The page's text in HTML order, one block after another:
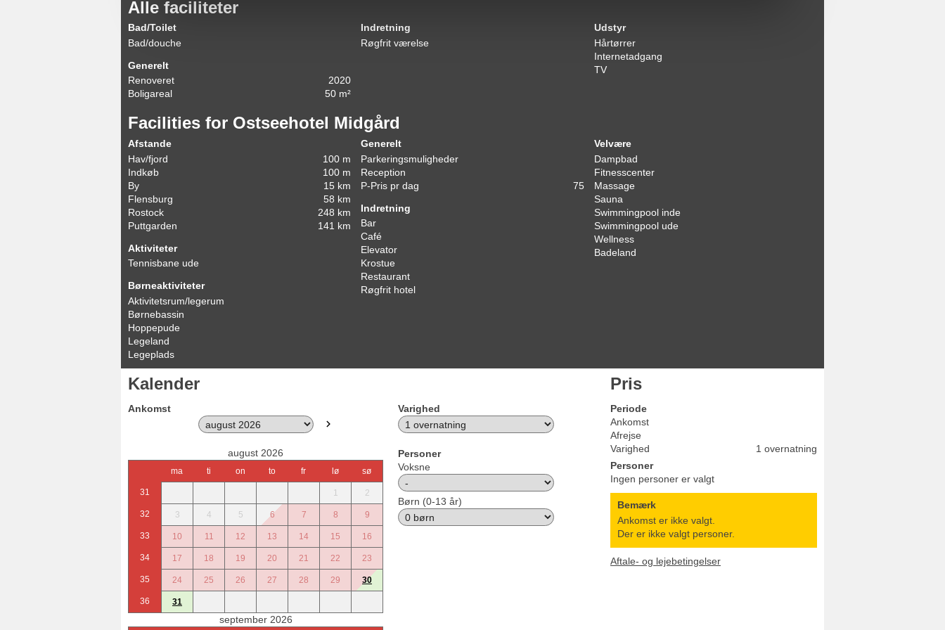
Alle faciliteter
Bad/Toilet
Bad/douche
Generelt
Renoveret
2020
Boligareal
50 m²
Indretning
Røgfrit værelse
Udstyr
Hårtørrer
Internetadgang
TV
Facilities for Ostseehotel Midgård
Afstande
Hav/fjord
100 m
Indkøb
100 m
By
15 km
Flensburg
58 km
Rostock
248 km
Puttgarden
141 km
Aktiviteter
Tennisbane ude
Børneaktiviteter
Aktivitetsrum/legerum
Børnebassin
Hoppepude
Legeland
Legeplads
Generelt
Parkeringsmuligheder
Reception
P-Pris pr dag
75
Indretning
Bar
Café
Elevator
Krostue
Restaurant
Røgfrit hotel
Velvære
Dampbad
Fitnesscenter
Massage
Sauna
Swimmingpool inde
Swimmingpool ude
Wellness
Badeland
Kalender
Ankomst
august 2026
ma ti on to fr lø sø
31 1 2
32 3 4 5 6 7 8 9
33 10 11 12 13 14 15 16
34 17 18 19 20 21 22 23
35 24 25 26 27 28 29 30
36 31
september 2026
Varighed
Personer
Voksne
Børn (0-13 år)
Pris
Periode
Ankomst
Afrejse
Varighed
1 overnatning
Personer
Ingen personer er valgt
Bemærk
Ankomst er ikke valgt.
Der er ikke valgt personer.
Aftale- og lejebetingelser